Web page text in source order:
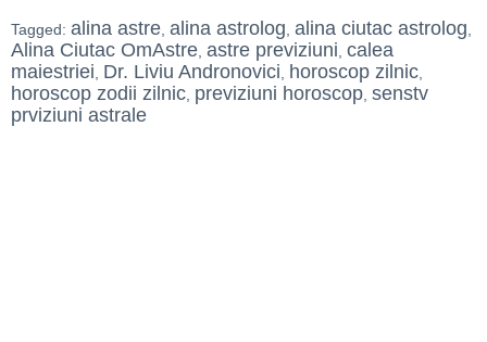
Tagged: alina astre alina astrolog alina ciutac astrolog
Alina Ciutac OmAstre astre previziuni calea
maiestriei Dr. Liviu Andronovici horoscop zilnic
horoscop zodii zilnic previziuni horoscop senstv
prviziuni astrale